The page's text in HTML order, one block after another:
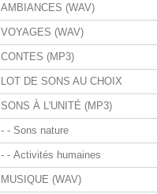
AMBIANCES (WAV)
VOYAGES (WAV)
CONTES (MP3)
LOT DE SONS AU CHOIX
SONS À L'UNITÉ (MP3)
- - Sons nature
- - Activités humaines
MUSIQUE (WAV)